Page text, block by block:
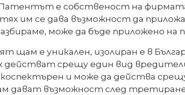
Патентът е собственост на
им се дава възможност да
може да бъде приложено на
щам е уникален, изолиран е в
срещу един вид
и може да действа
дават възможност след